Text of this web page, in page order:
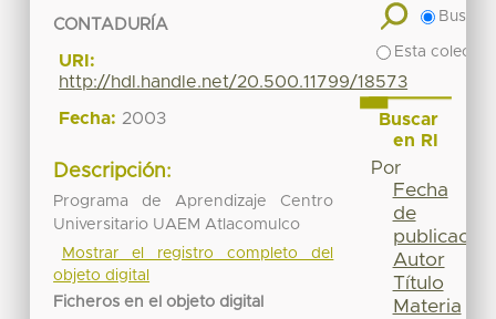
CONTADURÍA
URI:
http://hdl.handle.net/20.500.11799/18573
Fecha: 2003
Descripción:
Programa de Aprendizaje Centro
Universitario UAEM Atlacomulco
Mostrar el registro completo del
objeto digital
Ficheros en el objeto digital
Buscar
Esta
Buscar
en RI
Por
Fecha
de
publicación
Autor
Título
Materia